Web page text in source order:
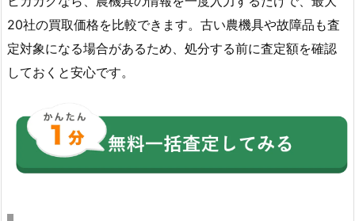
20社の買取価格を比較できます。古い農機具や故障品も査
定対象になる場合があるため、処分する前に査定額を確認
しておくと安心です。